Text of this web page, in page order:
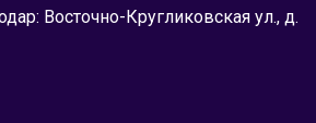
Восточно-Кругликовская ул., д.